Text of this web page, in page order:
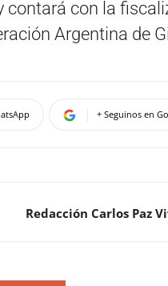
contará con la
Argentina de
+ Seguinos en
Redacción Carlos Paz